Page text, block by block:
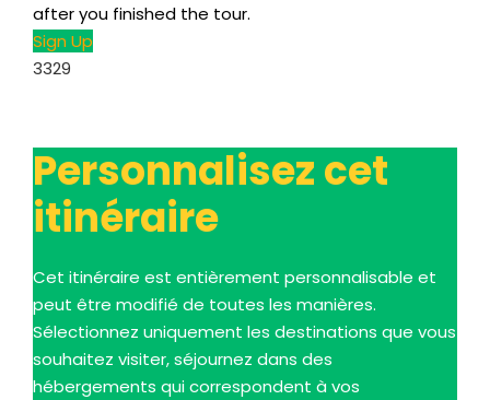
after you finished the tour.
Sign Up
3329
Personnalisez cet
itinéraire
Cet itinéraire est entièrement personnalisable et
peut être modifié de toutes les manières.
Sélectionnez uniquement les destinations que vous
souhaitez visiter, séjournez dans des
hébergements qui correspondent à vos